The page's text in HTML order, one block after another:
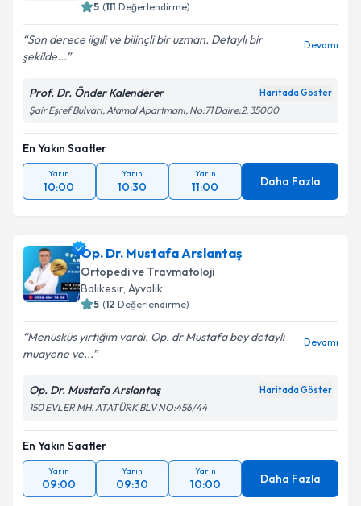
5 (111 Değerlendirme)
Son derece ilgili ve bilinçli bir uzman. Detaylı bir
şekilde...
Devamı
Prof. Dr. Önder Kalenderer Haritada Göster
Şair Eşref Bulvarı, Atamal Apartmanı, No:71 Daire:2, 35000
En Yakın Saatler
Yarın
10:00
Yarın
10:30
Yarın
11:00 Daha Fazla
Op. Dr. Mustafa Arslantaş
Ortopedi ve Travmatoloji
Balıkesir, Ayvalık
5 (12 Değerlendirme)
Menüsküs yırtığım vardı. Op. dr Mustafa bey detaylı
muayene ve...
Devamı
Op. Dr. Mustafa Arslantaş Haritada Göster
150 EVLER MH. ATATÜRK BLV NO:456/44
En Yakın Saatler
Yarın
09:00
Yarın
09:30
Yarın
10:00 Daha Fazla